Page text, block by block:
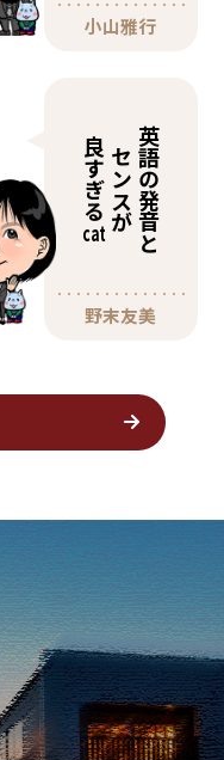
小山雅行
英語の発音と
センスが
良すぎる
cat
野末友美